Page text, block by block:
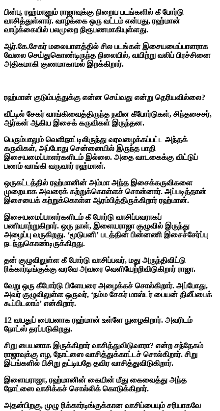
பின்பு, ரஹ்மானும் ராஜாவுக்கு நிறைய படங்களில் கீ போர்டு
வாசித்துள்ளார். வாழ்க்கை ஒரு வட்டம் என்பது, ரஹ்மான்
வாழ்க்கையில் பலமுறை நிரூபணமாகியுள்ளது.
ஆர்.கே.சேகர் மலையாளத்தில் சில படங்கள் இசையமைப்பாளராக
வேலை செய்துகொண்டிருந்த நிலையில், வயிற்று வலிப் பிரச்சினை
அதிகமாகி குணமாகாமல் இறக்கிறார்.
ரஹ்மான் குடும்பத்துக்கு என்ன செய்வது என்று தெரியவில்லை?
வீட்டில் சேகர் வாங்கிவைத்திருந்த நவீன கீபோர்டுகள், சிந்தசைசர்,
ஆர்கன் ஆகிய இசைக் கருவிகள் இருந்தன.
பெரும்பாலும் வெளிநாட்டிலிருந்து வரவழைக்கப்பட்ட அந்தக்
கருவிகள், அப்போது சென்னையில் இருந்த பாதி
இசையமைப்பாளர்களிடம் இல்லை. அதை வாடகைக்கு விட்டுப்
பணம் வாங்கி வருவார் ரஹ்மான்.
ஒருகட்டத்தில் ரஹ்மானின் அம்மா அந்த இசைக்கருவிகளை
முறையாக அவரைக் கற்றுக்கொள்ளச் சொன்னார். அப்படித்தான்
இசையைக் கற்றுக்கொள்ள ஆரம்பித்திருக்கிறார் ரஹ்மான்.
இசையமைப்பாளர்களிடம் கீ போர்டு வாசிப்பவராகப்
பணியாற்றுகிறார். ஒரு நாள், இளையராஜா குழுவில் இருந்து
அழைப்பு வருகிறது. ‘மூடுபனி’ படத்தின் பின்னணி இசைச்சேர்ப்பு
நடந்துகொண்டிருக்கிறது.
தன் குழுவிலுள்ள கீ போர்டு வாசிப்பவர், மது அருந்திவிட்டு
ரிக்கார்டிங்குக்கு வரவே அவரை வெளியேற்றிவிடுகிறார் ராஜா.
வேறு ஒரு கீபோர்டு பிளேயரை அழைக்கச் சொல்கிறார். அப்போது,
அவர் குழுவிலுள்ள ஒருவர், ‘நம்ம சேகர் மாஸ்டர் பையன் திலீப்பைக்
கூப்பிடலாம்’ என்கிறார்.
12 வயதுப் பையனாக ரஹ்மான் உள்ளே நுழைகிறார். அவரிடம்
நோட்ஸ் தரப்படுகிறது.
சிறு பையனாக இருக்கிறார் வாசித்துவிடுவாரா? என்ற சந்தேகம்
ராஜாவுக்கு எழ, நோட்ஸை வாசித்துக்காட்டச் சொல்கிறார். சிறு
இடங்களில் பிசிறு தட்டியதே தவிர வாசித்துவிடுகிறார்.
இளையராஜா, ரஹ்மானின் கையின் மீது கைவைத்து அந்த
நோட்ஸை வாசிக்கச் சொல்லிக் கொடுக்கிறார்.
அதன்பிறகு, முழு ரிக்கார்டிங்குக்கான வாசிப்பையும் சரியாகவே